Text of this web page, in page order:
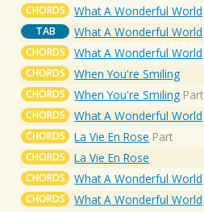
CHORDS What A Wonderful World
TAB What A Wonderful World
CHORDS What A Wonderful World
CHORDS When You're Smiling
CHORDS When You're Smiling Part
CHORDS What A Wonderful World
CHORDS La Vie En Rose Part
CHORDS La Vie En Rose
CHORDS What A Wonderful World
CHORDS What A Wonderful World